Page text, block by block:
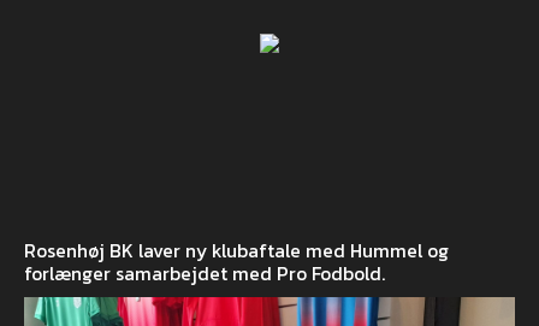
Rosenhøj BK laver ny klubaftale med Hummel og
forlænger samarbejdet med Pro Fodbold.